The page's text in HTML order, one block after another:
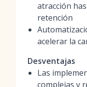
atracción
retención
acelerar la
Desventajas
Las
complejas y